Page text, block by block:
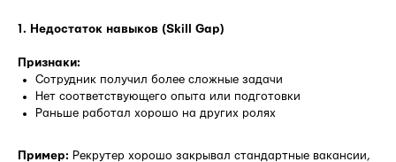
1. Недостаток навыков (Skill Gap)
Признаки:
Сотрудник получил более сложные задачи
Нет соответствующего опыта или подготовки
Раньше работал хорошо на других ролях
Пример: Рекрутер хорошо закрывал стандартные вакансии,